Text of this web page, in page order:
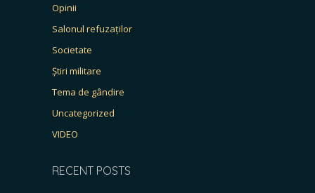
Opinii
Salonul refuzaților
Societate
Știri militare
Tema de gândire
Uncategorized
VIDEO
RECENT POSTS